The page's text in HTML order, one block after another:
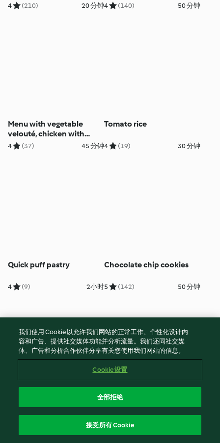
4 (210) 20 分钟4 (140) 50 分钟
Menu with vegetable
velouté, chicken with
mustard sauce and
4 (37) 45 分钟
Tomato rice
4 (19) 30 分钟
Quick puff pastry
4 (9) 2小时
Chocolate chip cookies
5 (142) 50 分钟
Chocolate ice cream
12小时
Baguette
5 (46)
我们使用 Cookie 以允许我们网站的正常工作、个性化设计内
容和广告、提供社交媒体功能并分析流量。我们还同社交媒
体、广告和分析合作伙伴分享有关您使用我们网站的信息。
Cookie 设置
全部拒绝
接受所有 Cookie